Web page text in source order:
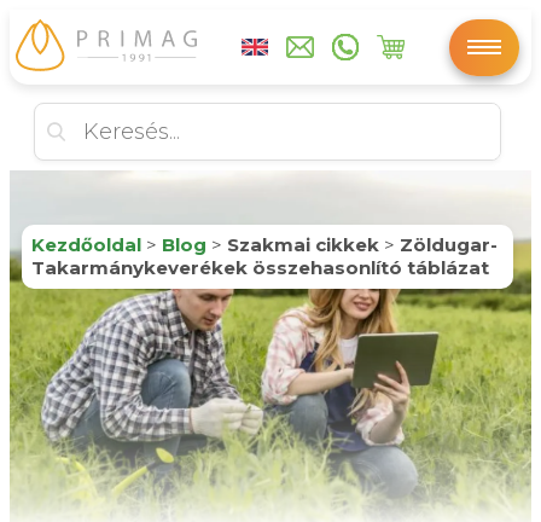
Kezdőoldal > Blog > Szakmai cikkek > Zöldugar-
Takarmánykeverékek összehasonlító táblázat